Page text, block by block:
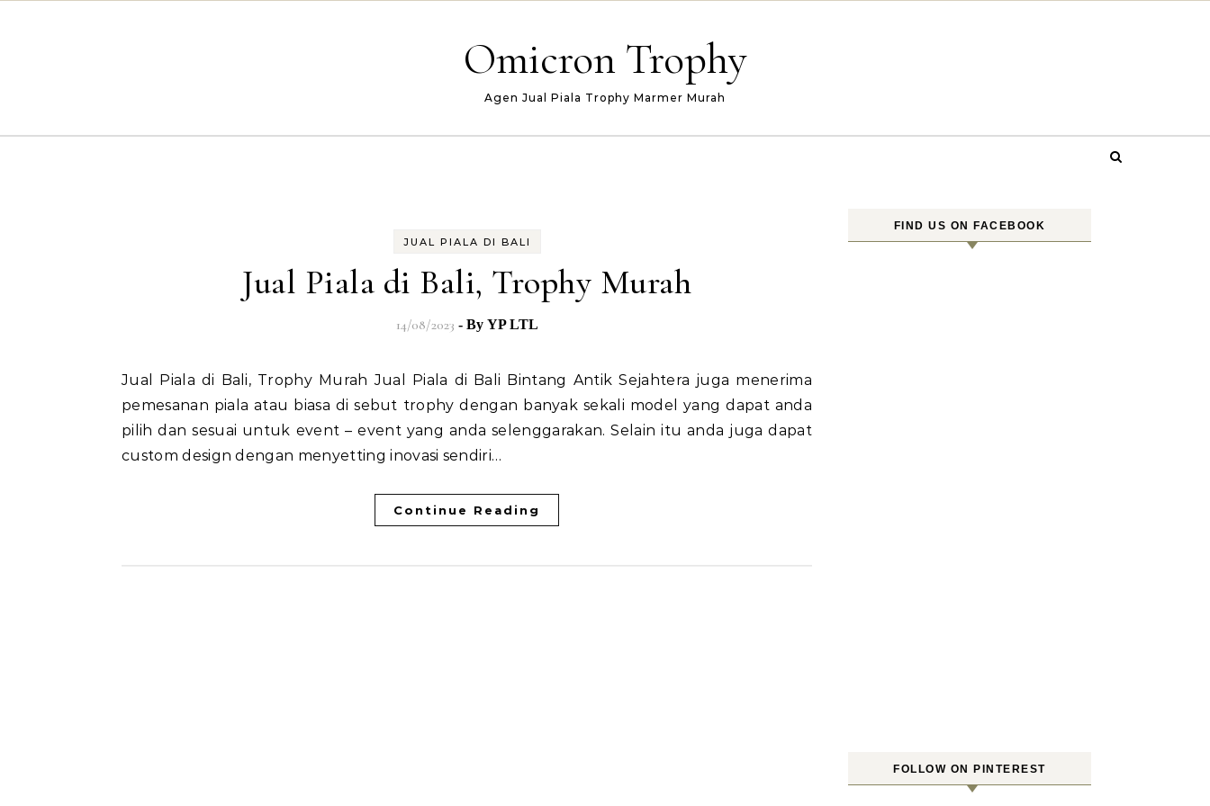
Omicron Trophy
Agen Jual Piala Trophy Marmer Murah
JUAL PIALA DI BALI
Jual Piala di Bali, Trophy Murah
14/08/2023 - By YP LTL
Jual Piala di Bali, Trophy Murah Jual Piala di Bali Bintang Antik Sejahtera juga menerima
pemesanan piala atau biasa di sebut trophy dengan banyak sekali model yang dapat anda
pilih dan sesuai untuk event – event yang anda selenggarakan. Selain itu anda juga dapat
custom design dengan menyetting inovasi sendiri…
Continue Reading
FIND US ON FACEBOOK
FOLLOW ON PINTEREST